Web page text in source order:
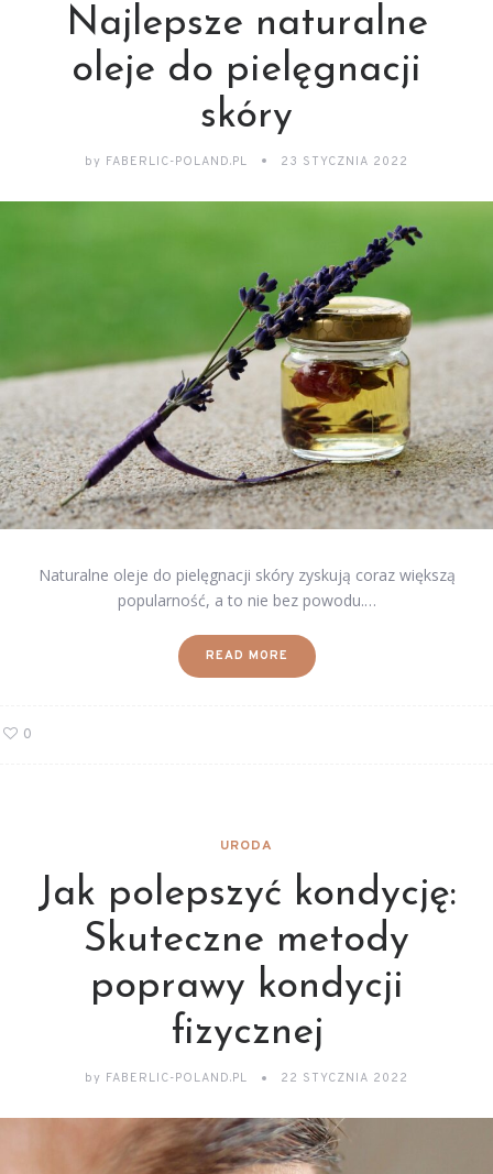
Najlepsze naturalne
oleje do pielęgnacji
skóry
by FABERLIC-POLAND.PL 23 STYCZNIA 2022
Naturalne oleje do pielęgnacji skóry zyskują coraz większą
popularność, a to nie bez powodu.…
READ MORE
0
URODA
Jak polepszyć kondycję:
Skuteczne metody
poprawy kondycji
fizycznej
by FABERLIC-POLAND.PL 22 STYCZNIA 2022